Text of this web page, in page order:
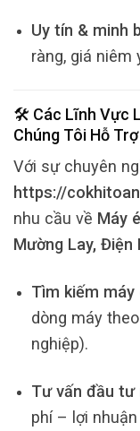
Uy tín & minh
ràng, giá niêm
🛠️ Các Lĩnh Vực
Chúng Tôi Hỗ
Với sự chuyên
https://
nhu cầu về Máy
Mường Lay, Điện
Tìm kiếm máy
dòng máy
nghiệp).
Tư vấn đầu tư
phí – lợi